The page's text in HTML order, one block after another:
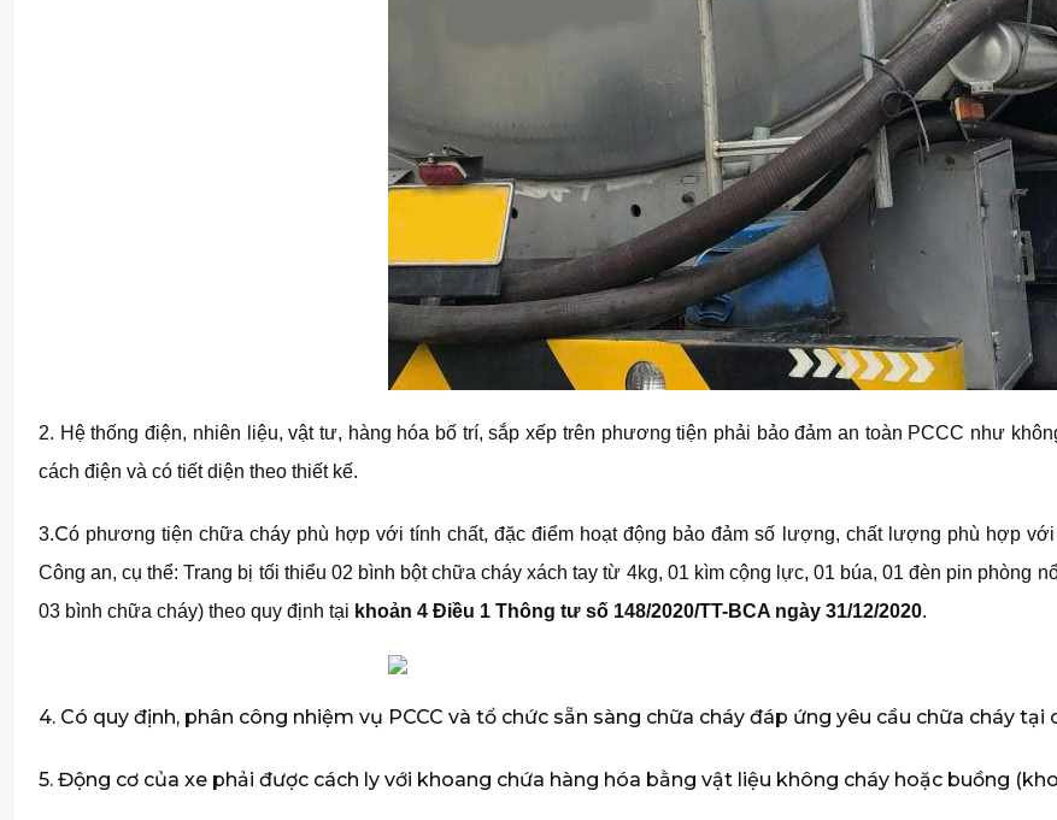
2. Hệ thống điện, nhiên liệu, vật tư, hàng hóa bố trí, sắp xếp trên phương tiện phải bảo đảm an toàn PCCC như
cách điện và có tiết diện theo thiết kế.
3.Có phương tiện chữa cháy phù hợp với tính chất, đặc điểm hoạt động bảo đảm số lượng, chất lượng phù hợp
Công an, cụ thể: Trang bị tối thiểu 02 bình bột chữa cháy xách tay từ 4kg, 01 kìm cộng lực, 01 búa, 01 đèn pin phòng
03 bình chữa cháy) theo quy định tại khoản 4 Điều 1 Thông tư số 148/2020/TT-BCA ngày 31/12/2020.
4. Có quy định, phân công nhiệm vụ PCCC và tổ chức sẵn sàng chữa cháy đáp ứng yêu cầu chữa cháy tại
5. Động cơ của xe phải được cách ly với khoang chứa hàng hóa bằng vật liệu không cháy hoặc buồng